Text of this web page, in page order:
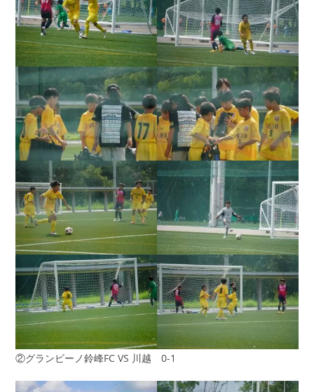
②グランビーノ鈴峰FC VS 川越 0-1